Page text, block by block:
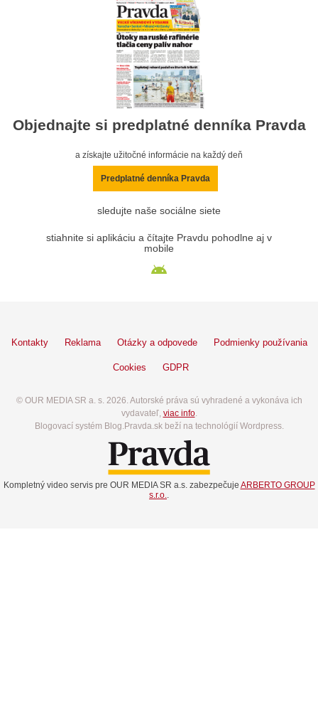
Objednajte si predplatné denníka Pravda
a získajte užitočné informácie na každý deň
Predplatné denníka Pravda
sledujte naše sociálne siete
stiahnite si aplikáciu a čítajte Pravdu pohodlne aj v
mobile
Kontakty Reklama Otázky a odpovede Podmienky používania
Cookies GDPR
© OUR MEDIA SR a. s. 2026. Autorské práva sú vyhradené a vykonáva ich
vydavateľ, viac info.
Blogovací systém Blog.Pravda.sk beží na technológií Wordpress.
Kompletný video servis pre OUR MEDIA SR a.s. zabezpečuje ARBERTO GROUP
s.r.o.